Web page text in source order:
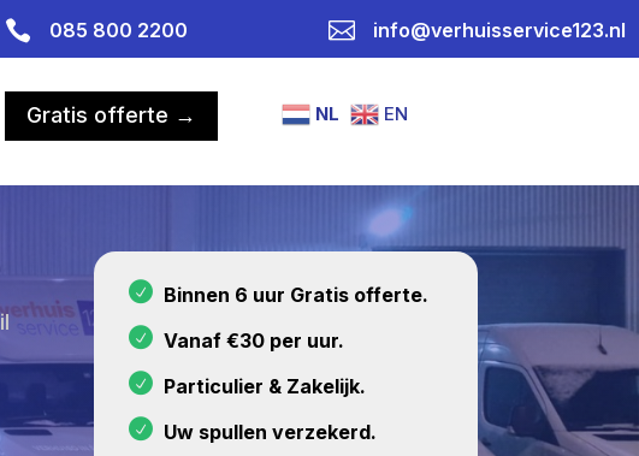
 085 800 2200  info@verhuisservice123.nl
Gratis offerte → NL EN
Binnen 6 uur Gratis offerte.
Vanaf €30 per uur.
Particulier & Zakelijk.
Uw spullen verzekerd.